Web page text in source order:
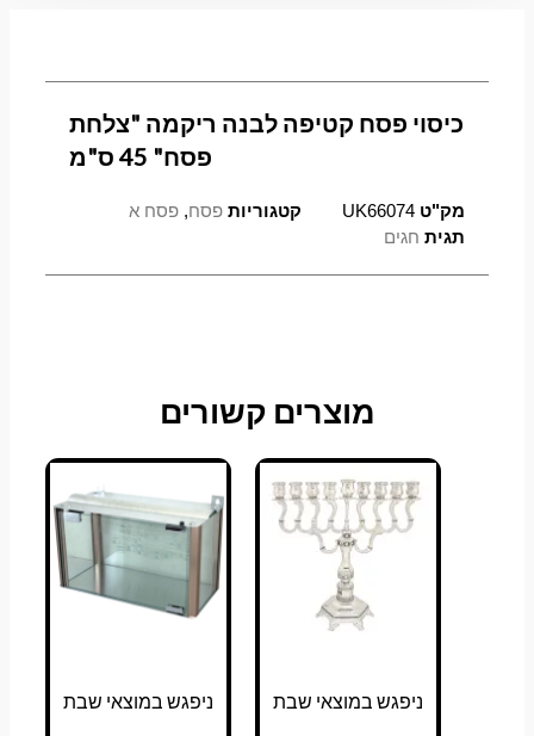
כיסוי פסח קטיפה לבנה ריקמה "צלחת
פסח" 45 ס"מ
מק"טUK66074 קטגוריות פסח, פסח א
חגים
מוצרים קשורים
ניפגש במוצאי שבת ניפגש במוצאי שבת